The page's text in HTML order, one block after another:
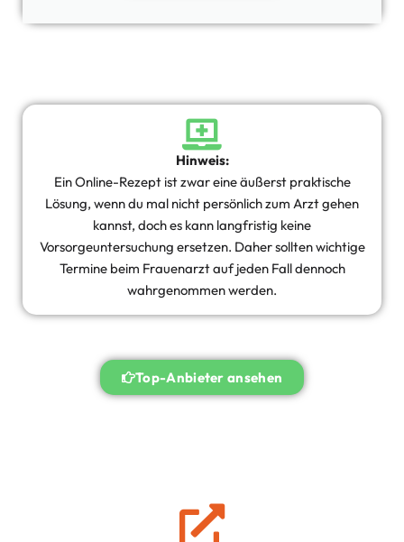
Hinweis:
Ein Online-Rezept ist zwar eine äußerst praktische
Lösung, wenn du mal nicht persönlich zum Arzt gehen
kannst, doch es kann langfristig keine
Vorsorgeuntersuchung ersetzen. Daher sollten wichtige
Termine beim Frauenarzt auf jeden Fall dennoch
wahrgenommen werden.
Top-Anbieter ansehen